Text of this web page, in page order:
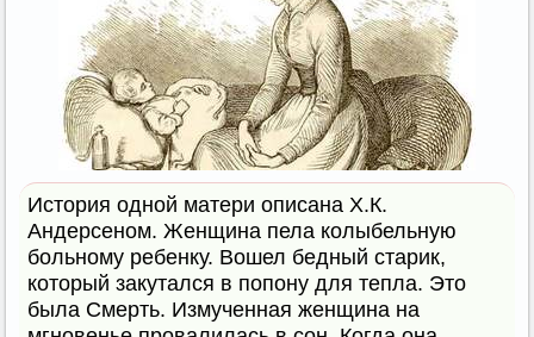
История одной матери описана Х.К.
Андерсеном. Женщина пела колыбельную
больному ребенку. Вошел бедный старик,
который закутался в попону для тепла. Это
была Смерть. Измученная женщина на